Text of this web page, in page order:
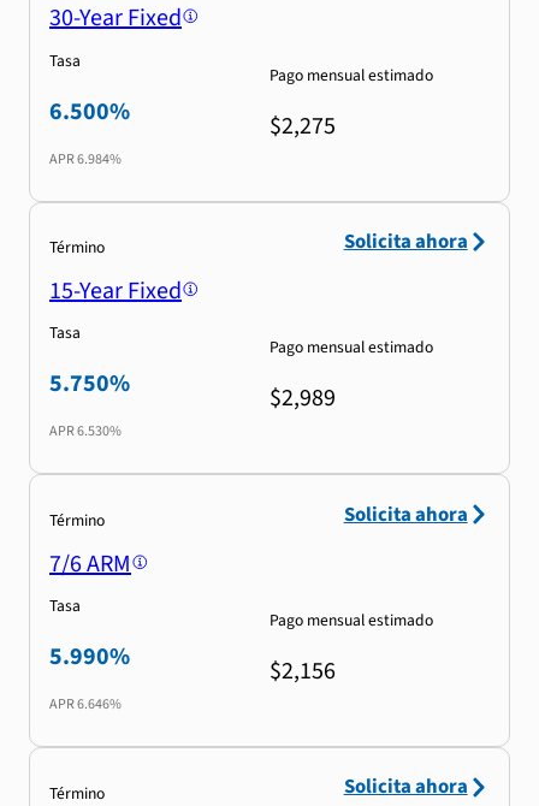
30-Year Fixed
Tasa
6.500%
APR6.984%
Pago mensual estimado
$2,275
Término
15-Year Fixed
Tasa
5.750%
APR6.530%
Pago mensual estimado
$2,989
Solicita ahora
Término
7/6 ARM
Tasa
5.990%
APR6.646%
Pago mensual estimado
$2,156
Solicita ahora
Término Solicita ahora